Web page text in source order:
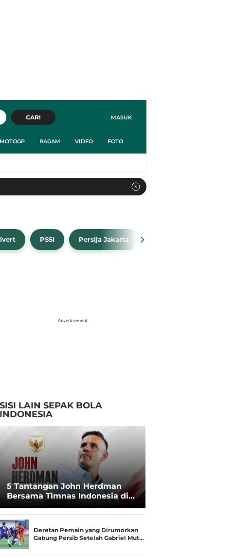
MASUK
CARI
MOTOGP RAGAM VIDEO FOTO
PSSI Persija Jakarta
Advertisement
SISI LAIN SEPAK BOLA
INDONESIA
5 Tantangan John Herdman
Bersama Timnas Indonesia di
Spesialis Runner-up Menjadi
Juara
Deretan Pemain yang Dirumorkan
Gabung Persib Setelah Gabriel Mut…